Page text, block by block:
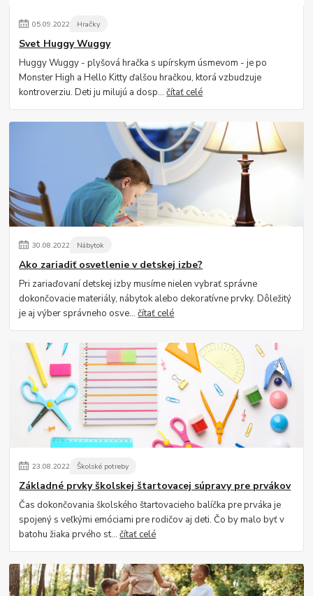
05.09.2022 Hračky
Svet Huggy Wuggy
Huggy Wuggy - plyšová hračka s upírskym úsmevom - je po
Monster High a Hello Kitty ďalšou hračkou, ktorá vzbudzuje
kontroverziu. Deti ju milujú a dosp...čítať celé
30.08.2022 Nábytok
Ako zariadiť osvetlenie v detskej izbe?
Pri zariaďovaní detskej izby musíme nielen vybrať správne
dokončovacie materiály, nábytok alebo dekoratívne prvky. Dôležitý
je aj výber správneho osve...čítať celé
23.08.2022 Školské potreby
Základné prvky školskej štartovacej súpravy pre prvákov
Čas dokončovania školského štartovacieho balíčka pre prváka je
spojený s veľkými emóciami pre rodičov aj deti. Čo by malo byť v
batohu žiaka prvého st...čítať celé